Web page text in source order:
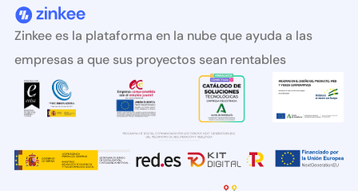
Zinkee es la plataforma en la nube que ayuda a las
empresas a que sus proyectos sean rentables